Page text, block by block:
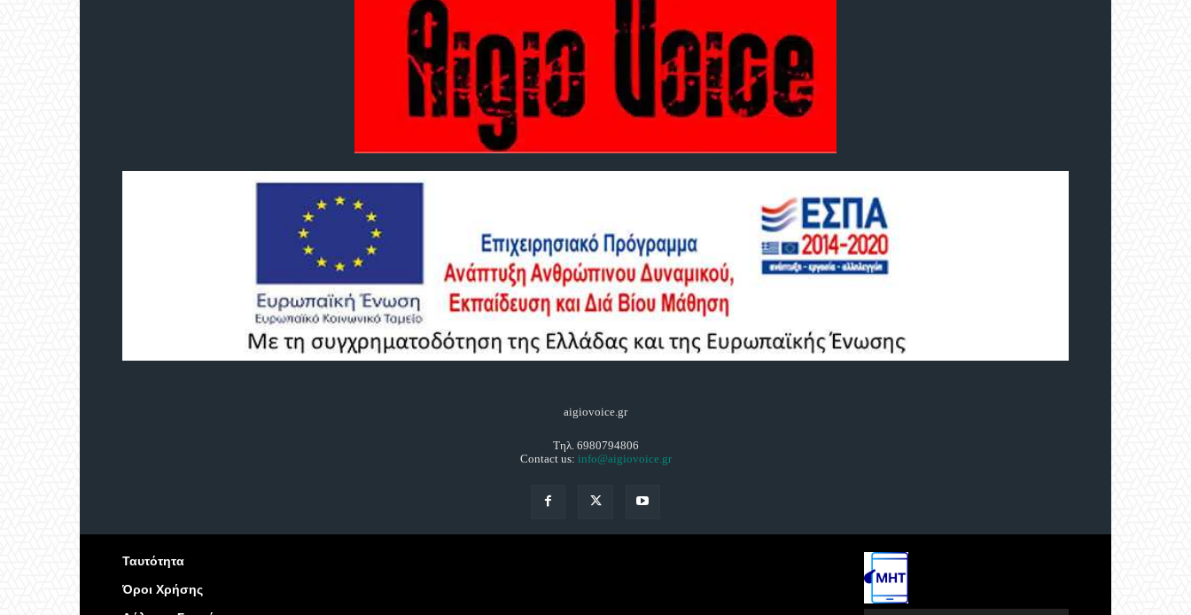
aigiovoice.gr
Τηλ. 6980794806
Contact us: info@aigiovoice.gr
Ταυτότητα
Όροι Χρήσης